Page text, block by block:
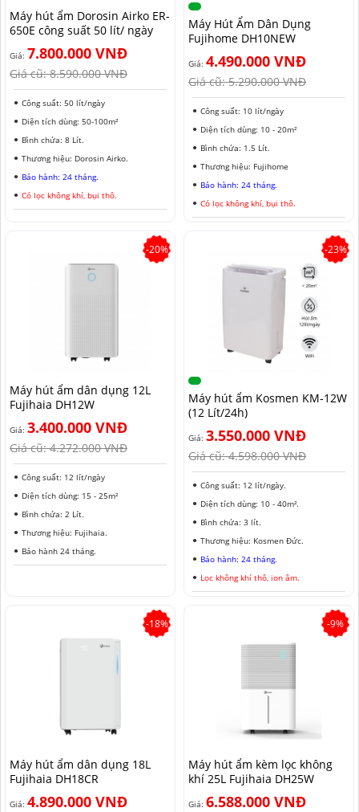
MÁY HÚT ẨM ROTOR
MÁY HÚT ẨM HARISON
MÁY HÚT ẨM FUJIHAIA
MÁY HÚT ẨM EDISON
MÁY LỌC KHÔNG KHÍ LG
MÁY LỌC KHÔNG KHÍ FUJIE
MÁY LỌC KHÔNG KHÍ HITACHI
MÁY LỌC KHÔNG KHÍ PANASONIC
MÁY LỌC KHÔNG KHÍ Ô TÔ
MÁY HÚT ẨM ROTOR
MÁY HÚT ẨM HARISON
MÁY HÚT ẨM FUJIHAIA
MÁY HÚT ẨM EDISON
TIN TỨC MÁY LẠNH DI ĐỘNG
TIN TỨC TỦ CHỐNG ẨM
TIN TỨC QUẠT ĐỐI LƯU
LONG AN
ĐỒNG NAI
SƠN LA
ĐỒNG THÁP
KHÁNH HÒA
QUẢNG NAM
ĐỒNG THÁP
HÀ NAM
KIÊN GIANG
LÂM ĐỒNG
HẢI PHÒNG
Máy hút ẩm Dorosin Airko ER-
650E công suất 50 lít/ ngày
Giá: 7.800.000 VNĐ
Giá cũ:8.590.000 VNĐ
Công suất: 50 lít/ngày
Diện tích dùng: 50-100m²
Bình chứa: 8 Lít.
Thương hiệu: Dorosin Airko.
Bảo hành: 24 tháng.
Có lọc không khí, bụi thô.
Máy Hút Ẩm Dân Dụng
Fujihome DH10NEW
Giá: 4.490.000 VNĐ
Giá cũ:5.290.000 VNĐ
Công suất: 10 lít/ngày
Diện tích dùng: 10 - 20m²
Bình chứa: 1.5 Lít.
Thương hiệu: Fujihome
Bảo hành: 24 tháng.
Có lọc không khí, bụi thô.
-20%
Máy hút ẩm dân dụng 12L
Fujihaia DH12W
Giá: 3.400.000 VNĐ
Giá cũ:4.272.000 VNĐ
Công suất: 12 lít/ngày
Diện tích dùng: 15 - 25m²
Bình chứa: 2 Lít.
Thương hiệu: Fujihaia.
Bảo hành 24 tháng.
-23%
Máy hút ẩm Kosmen KM-12W
(12 Lít/24h)
Giá: 3.550.000 VNĐ
Giá cũ:4.598.000 VNĐ
Công suất: 12 lít/ngày.
Diện tích dùng: 10 - 40m².
Bình chứa: 3 lít.
Thương hiệu: Kosmen Đức.
Bảo hành: 24 tháng.
Lọc không khí thô, ion âm.
-18%
Máy hút ẩm dân dụng 18L
Fujihaia DH18CR
Giá: 4.890.000 VNĐ
-9%
Máy hút ẩm kèm lọc không
khí 25L Fujihaia DH25W
Giá: 6.588.000 VNĐ